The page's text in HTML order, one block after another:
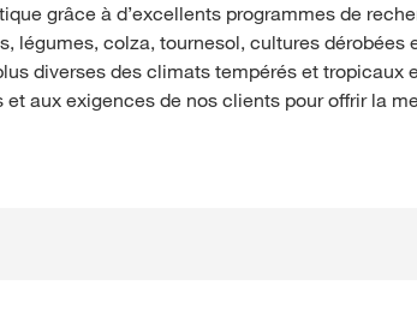
grâce à d’excellents programmes de
colza, tournesol, cultures dérobées
diverses des climats tempérés et tropicaux
aux exigences de nos clients pour offrir la